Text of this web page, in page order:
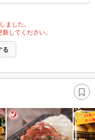
ました。
してください。
る